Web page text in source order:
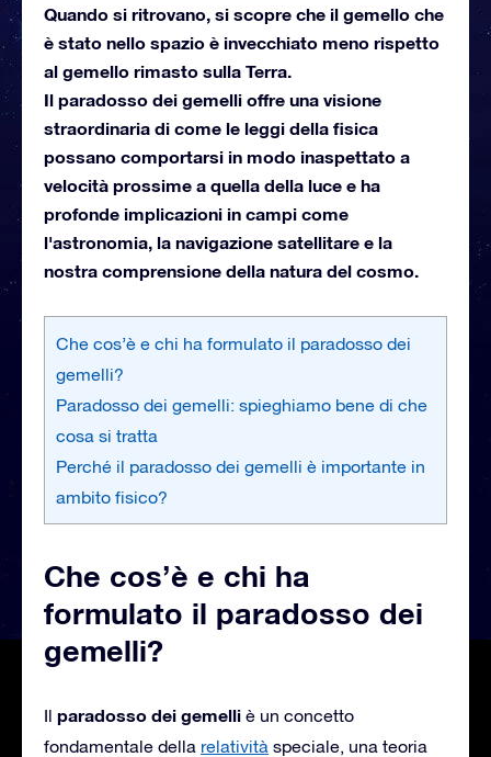
Quando si ritrovano, si scopre che il gemello che
è stato nello spazio è invecchiato meno rispetto
al gemello rimasto sulla Terra.
Il paradosso dei gemelli offre una visione
straordinaria di come le leggi della fisica
possano comportarsi in modo inaspettato a
velocità prossime a quella della luce e ha
profonde implicazioni in campi come
l'astronomia, la navigazione satellitare e la
nostra comprensione della natura del cosmo.
Che cos’è e chi ha formulato il paradosso dei
gemelli?
Paradosso dei gemelli: spieghiamo bene di che
cosa si tratta
Perché il paradosso dei gemelli è importante in
ambito fisico?
Che cos’è e chi ha
formulato il paradosso dei
gemelli?
Il paradosso dei gemelli è un concetto
fondamentale della relatività speciale, una teoria